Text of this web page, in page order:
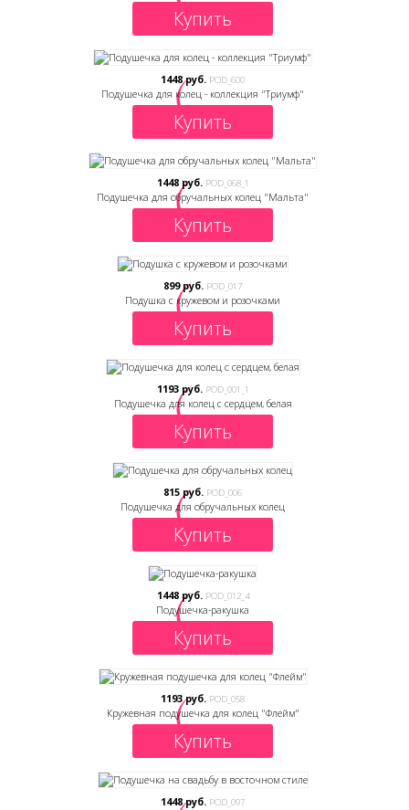
Купить
1448 руб. POD_600
Подушечка для колец - коллекция "Триумф"
Купить
1448 руб. POD_068_1
Подушечка для обручальных колец "Мальта"
Купить
899 руб. POD_017
Подушка с кружевом и розочками
Купить
1193 руб. POD_001_1
Подушечка для колец с сердцем, белая
Купить
815 руб. POD_006
Подушечка для обручальных колец
Купить
1448 руб. POD_012_4
Подушечка-ракушка
Купить
1193 руб. POD_058
Кружевная подушечка для колец "Флейм"
Купить
1448 руб. POD_097